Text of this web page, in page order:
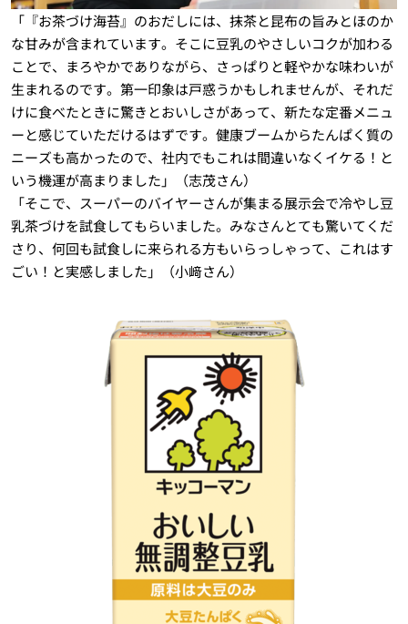
「『お茶づけ海苔』のおだしには、抹茶と昆布の旨みとほのか
な甘みが含まれています。そこに豆乳のやさしいコクが加わる
ことで、まろやかでありながら、さっぱりと軽やかな味わいが
生まれるのです。第一印象は戸惑うかもしれませんが、それだ
けに食べたときに驚きとおいしさがあって、新たな定番メニュ
ーと感じていただけるはずです。健康ブームからたんぱく質の
ニーズも高かったので、社内でもこれは間違いなくイケる！と
いう機運が高まりました」（志茂さん）
「そこで、スーパーのバイヤーさんが集まる展示会で冷やし豆
乳茶づけを試食してもらいました。みなさんとても驚いてくだ
さり、何回も試食しに来られる方もいらっしゃって、これはす
ごい！と実感しました」（小﨑さん）